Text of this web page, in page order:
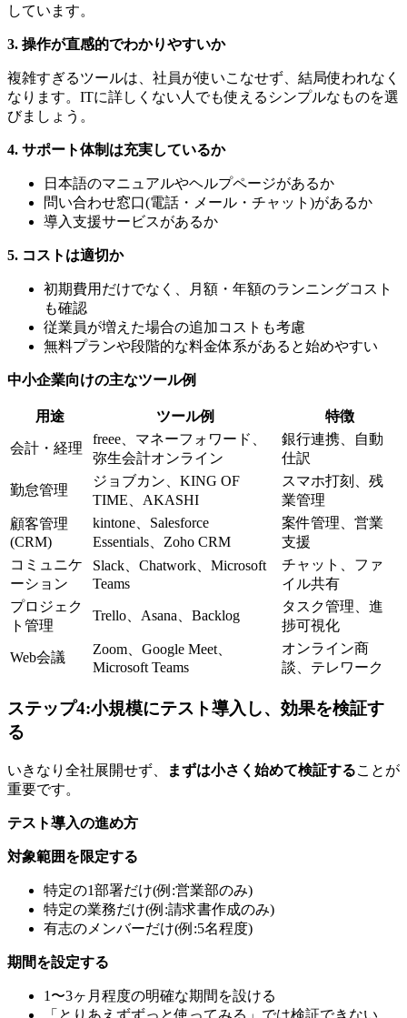
しています。
3. 操作が直感的でわかりやすいか
複雑すぎるツールは、社員が使いこなせず、結局使われなく
なります。ITに詳しくない人でも使えるシンプルなものを選
びましょう。
4. サポート体制は充実しているか
日本語のマニュアルやヘルプページがあるか
問い合わせ窓口(電話・メール・チャット)があるか
導入支援サービスがあるか
5. コストは適切か
初期費用だけでなく、月額・年額のランニングコスト
も確認
従業員が増えた場合の追加コストも考慮
無料プランや段階的な料金体系があると始めやすい
中小企業向けの主なツール例
用途 ツール例 特徴
会計・経理
freee、マネーフォワード、
弥生会計オンライン
銀行連携、自動
仕訳
勤怠管理
ジョブカン、KING OF
TIME、AKASHI
スマホ打刻、残
業管理
顧客管理
(CRM)
kintone、Salesforce
Essentials、Zoho CRM
案件管理、営業
支援
コミュニケ
ーション
Slack、Chatwork、Microsoft
Teams
チャット、ファ
イル共有
プロジェク
ト管理
Trello、Asana、Backlog
タスク管理、進
捗可視化
Web会議
Zoom、Google Meet、
Microsoft Teams
オンライン商
談、テレワーク
ステップ4:小規模にテスト導入し、効果を検証す
る
いきなり全社展開せず、 まずは小さく始めて検証することが
重要です。
テスト導入の進め方
対象範囲を限定する
特定の1部署だけ(例:営業部のみ)
特定の業務だけ(例:請求書作成のみ)
有志のメンバーだけ(例:5名程度)
期間を設定する
1〜3ヶ月程度の明確な期間を設ける